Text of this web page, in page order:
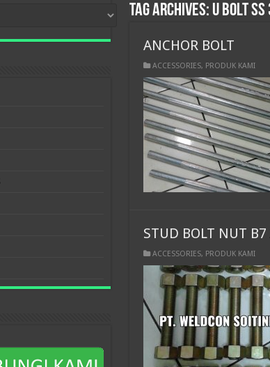
Tag Archives: U BOLT
ANCHOR BOLT
ACCESSORIES, PRODUK KAMI
STUD BOLT NUT
ACCESSORIES, PRODUK KAMI